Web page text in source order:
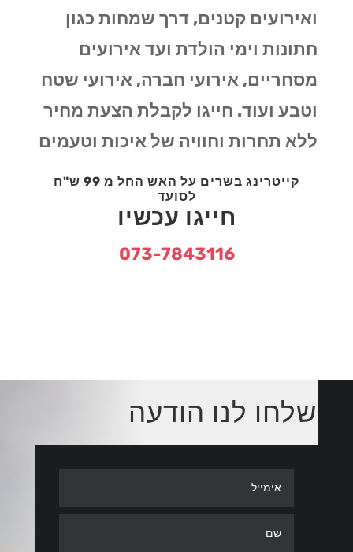
ואירועים קטנים, דרך שמחות כגון
חתונות וימי הולדת ועד אירועים
מסחריים, אירועי חברה, אירועי שטח
וטבע ועוד. חייגו לקבלת הצעת מחיר
ללא תחרות וחוויה של איכות וטעמים
קייטרינג בשרים על האש החל מ 99 ש"ח
לסועד
חייגו עכשיו
073-7843116
שלחו לנו הודעה